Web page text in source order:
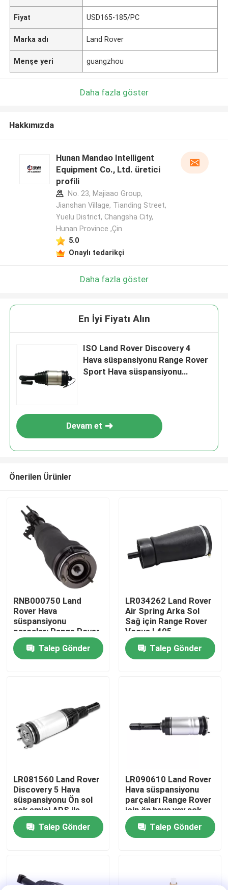
Ürün
Videolar
Fabrika turu
Bizimle İletişim
Haberler
Araç hava süspansiyonu sistemi
Fiyat USD165-185/PC
Marka adı Land Rover
Menşe yeri guangzhou
Daha fazla göster
Hakkımızda
Hunan Mandao Intelligent
Equipment Co., Ltd. üretici
profili
No. 23, Majiaao Group,
Jianshan Village, Tianding Street,
Yuelu District, Changsha City,
Hunan Province ,Çin
5.0
Onaylı tedarikçi
Daha fazla göster
En İyi Fiyatı Alın
ISO Land Rover Discovery 4
Hava süspansiyonu Range Rover
Sport Hava süspansiyonu
Devam et
Önerilen Ürünler
RNB000750 Land
Rover Hava
süspansiyonu
parçaları Range Rover
L322 Ön Şok emici
Talep Gönder
LR034262 Land Rover
Air Spring Arka Sol
Sağ için Range Rover
Vogue L405
Talep Gönder
LR081560 Land Rover
Discovery 5 Hava
süspansiyonu Ön sol
şok emici ADS ile
Talep Gönder
LR090610 Land Rover
Hava süspansiyonu
parçaları Range Rover
için ön hava yay şok
Talep Gönder